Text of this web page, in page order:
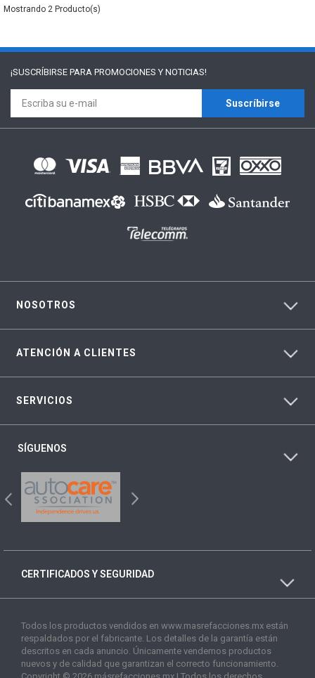
2
¡SUSCRÍBIRSE PARA PROMOCIONES Y NOTICIAS!
Suscríbirse
NOSOTROS
ATENCIÓN A CLIENTES
SERVICIOS
SÍGUENOS
CERTIFICADOS Y SEGURIDAD
Todos los productos vendidos en www.masrefacciones.mx están
respaldados por el fabricante. Los detalles de la garantía están
descritos en cada anuncio. Únicamente vendemos productos
nuevos y de calidad que garantizan el correcto funcionamiento.